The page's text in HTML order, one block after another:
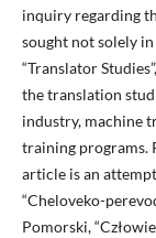
inquiry regarding
sought not solely
“Translator
the translation
industry, machine
training programs.
article is an
“Cheloveko-
Pomorski,